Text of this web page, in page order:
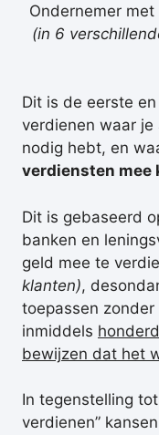
Ondernemer met
(in 6
Dit is de eerste
verdienen waar
nodig hebt, en
verdiensten mee
Dit is gebaseerd
banken en
geld mee te
klanten),
toepassen
inmiddels
bewijzen dat het
In tegenstelling
verdienen”